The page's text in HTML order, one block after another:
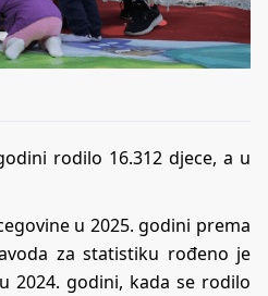
rodilo 16.312 djece, a u
u 2025. godini prema
za statistiku rođeno je
2024. godini, kada se rodilo